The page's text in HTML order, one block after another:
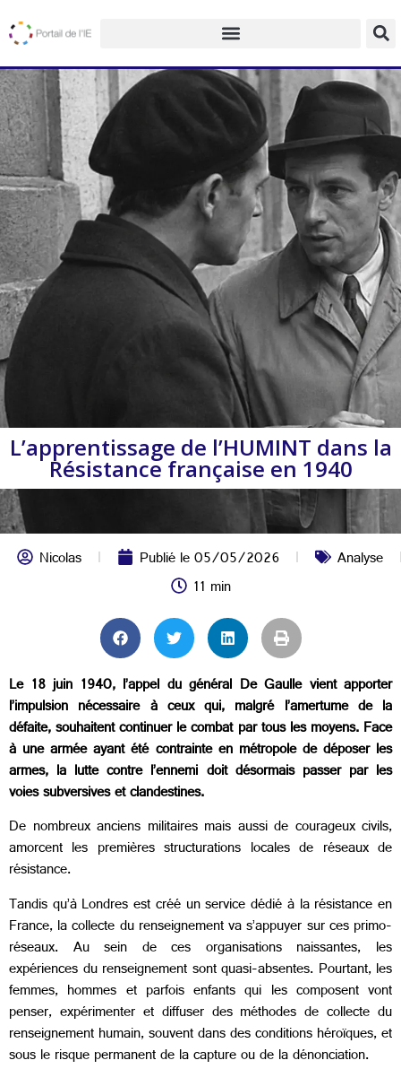
L’apprentissage de l’HUMINT dans la
Résistance française en 1940
Nicolas Publié le05/05/2026
Analyse
11 min
Le 18 juin 1940, l’appel du général De Gaulle vient apporter
l’impulsion nécessaire à ceux qui, malgré l’amertume de la
défaite, souhaitent continuer le combat par tous les moyens. Face
à une armée ayant été contrainte en métropole de déposer les
armes, la lutte contre l’ennemi doit désormais passer par les
voies subversives et clandestines.
De nombreux anciens militaires mais aussi de courageux civils,
amorcent les premières structurations locales de réseaux de
résistance.
Tandis qu’à Londres est créé un service dédié à la résistance en
France, la collecte du renseignement va s’appuyer sur ces primo-
réseaux. Au sein de ces organisations naissantes, les
expériences du renseignement sont quasi-absentes. Pourtant, les
femmes, hommes et parfois enfants qui les composent vont
penser, expérimenter et diffuser des méthodes de collecte du
renseignement humain, souvent dans des conditions héroïques, et
sous le risque permanent de la capture ou de la dénonciation.